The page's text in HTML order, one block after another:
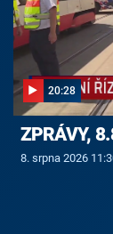
20:28
ZPRÁVY,
8. srpna 2026